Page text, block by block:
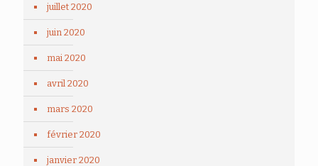
juillet 2020
juin 2020
mai 2020
avril 2020
mars 2020
février 2020
janvier 2020